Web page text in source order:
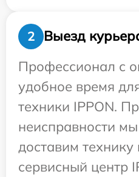
2
Выезд
Профессионал с
удобное время
техники IPPON.
неисправности
доставим технику
сервисный центр